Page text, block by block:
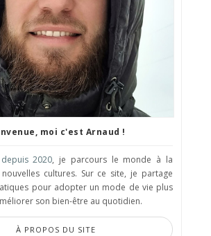
moi c'est Arnaud !
2020, je parcours le monde à la
cultures. Sur ce site, je partage
pour adopter un mode de vie plus
son bien-être au quotidien.
À PROPOS DU SITE